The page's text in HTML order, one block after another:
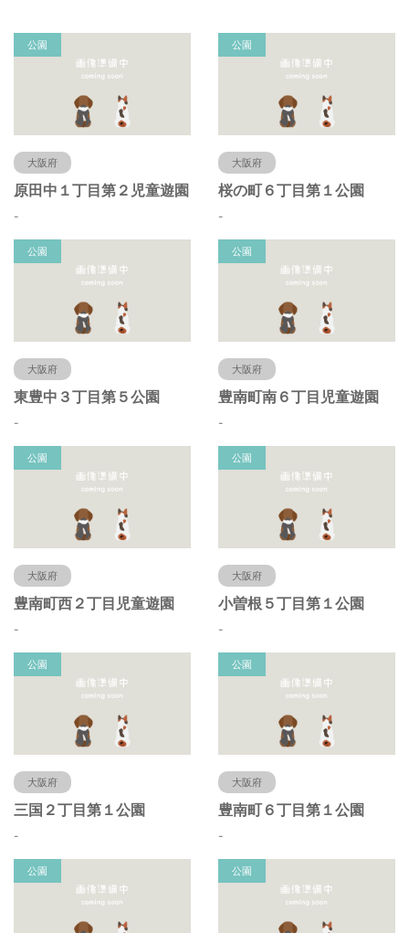
公園
大阪府
原田中１丁目第２児童遊園
-
公園
大阪府
桜の町６丁目第１公園
-
公園
大阪府
東豊中３丁目第５公園
-
公園
大阪府
豊南町南６丁目児童遊園
-
公園
大阪府
豊南町西２丁目児童遊園
-
公園
大阪府
小曽根５丁目第１公園
-
公園
大阪府
三国２丁目第１公園
-
公園
大阪府
豊南町６丁目第１公園
-
公園 公園